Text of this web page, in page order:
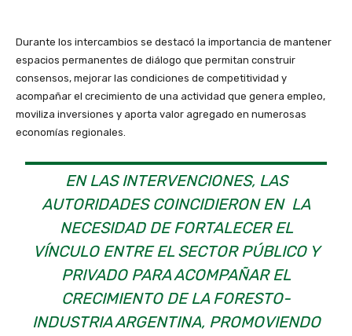
Durante los intercambios se destacó la importancia de mantener
espacios permanentes de diálogo que permitan construir
consensos, mejorar las condiciones de competitividad y
acompañar el crecimiento de una actividad que genera empleo,
moviliza inversiones y aporta valor agregado en numerosas
economías regionales.
EN LAS INTERVENCIONES, LAS
AUTORIDADES COINCIDIERON EN LA
NECESIDAD DE FORTALECER EL
VÍNCULO ENTRE EL SECTOR PÚBLICO Y
PRIVADO PARA ACOMPAÑAR EL
CRECIMIENTO DE LA FORESTO-
INDUSTRIA ARGENTINA, PROMOVIENDO